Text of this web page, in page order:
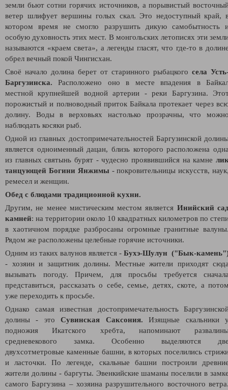
земли бьют сотни горячих источников, а порывистый
ветер шлифует вершины голых скал. Это недоступный край,
котором время не смогло разрушить дикую самобытность
особую духовность этих мест. В монгольских летописях эти
называются «краем света», а легенды гласят, что где-то в
обрел вечный покой Чингисхан.
Своё начало долина берет от старинного рыбацкого села
Баргузинска. Расположено оно в месте впадения в
местной крупнейшей водной артерии - реки Баргузина.
порожистый и полноводный приток Байкала протекает через
долину. Воды в верховьях настолько прозрачны, что
наблюдать косяки рыб.
Одной из главных достопримечательностей Баргузинской
является одноименный дацан, близь которого расположена
из главных святынь бурят - чудесно проявившийся на камне
танцующей Богини Янжимы - покровительницы искусств,
ремесел и женщин.
Обед с блюдами традиционной кухни.
Другим, не менее мистическим местом является Инийский
камней: на территории около 10 квадратных километров по
в хаотичном порядке разбросаны огромные гранитные
Рядом же расположены целебные горячие источники.
Одним из таких валунов является - Бухэ-Шулун ("Бык-
- хозяин и защитник долины. Местные жители приходят
вызывать погоду. Причем, для просьбы требуется
представиться, рассказать о себе, семье, детях, скоте, а
уже переходить к просьбе.
Однако самая известная достопримечательность
долины - этоСувинская Саксония. Изящные скальники
подножия Икатского хребта, напоминают
средневекового замка. Особенно выделяются
двухсотметровые каменные башни, в которых поселились
и ласточки. По легенде, скальные башни построили
жители долины - баргуты. Эвенкийские шаманы поселили в
самого Баргузина – хозяина разрушительного восточного